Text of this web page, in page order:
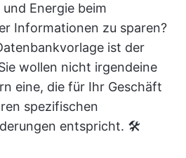
Energie beim
Informationen zu sparen?
ist der
wollen nicht irgendeine
eine, die für Ihr Geschäft
spezifischen
entspricht. 🛠️